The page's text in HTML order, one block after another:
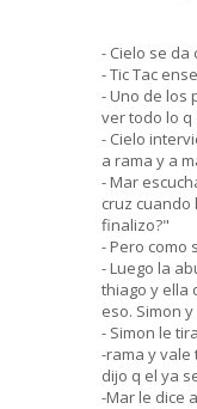
- Cielo se
- Tic Tac
- Uno de los
ver todo lo q
- Cielo
a rama y a
- Mar
cruz
finalizo?"
- Pero como
- Luego la
thiago y ella
eso. Simon
- Simon le
-rama y vale
dijo q el ya
-Mar le dice